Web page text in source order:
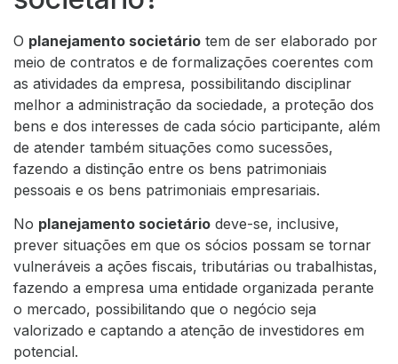
O planejamento societário tem de ser elaborado por
meio de contratos e de formalizações coerentes com
as atividades da empresa, possibilitando disciplinar
melhor a administração da sociedade, a proteção dos
bens e dos interesses de cada sócio participante, além
de atender também situações como sucessões,
fazendo a distinção entre os bens patrimoniais
pessoais e os bens patrimoniais empresariais.
No planejamento societário deve-se, inclusive,
prever situações em que os sócios possam se tornar
vulneráveis a ações fiscais, tributárias ou trabalhistas,
fazendo a empresa uma entidade organizada perante
o mercado, possibilitando que o negócio seja
valorizado e captando a atenção de investidores em
potencial.